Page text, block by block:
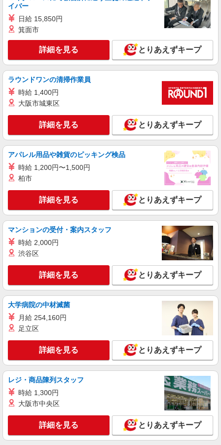
イバー
日給 15,850円
箕面市
詳細を見る とりあえずキープ
ラウンドワンの清掃作業員
時給 1,400円
大阪市城東区
詳細を見る とりあえずキープ
アパレル用品や雑貨のピッキング検品
時給 1,200円〜1,500円
柏市
詳細を見る とりあえずキープ
マンションの受付・案内スタッフ
時給 2,000円
渋谷区
詳細を見る とりあえずキープ
大学病院の中材滅菌
月給 254,160円
足立区
詳細を見る とりあえずキープ
レジ・商品陳列スタッフ
時給 1,300円
大阪市中央区
詳細を見る とりあえずキープ